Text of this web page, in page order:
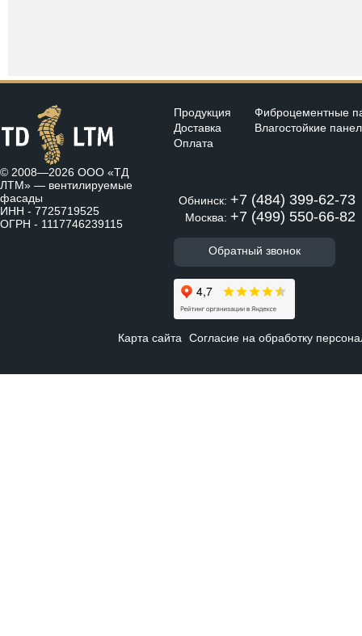
© 2008—2026 ООО «ТД
ЛТМ» — вентилируемые
фасады
ИНН - 7725719525
ОГРН - 1117746239115
Продукция
Доставка
Оплата
Фиброцементные
Влагостойкие
Обнинск: +7 (484) 399-62-73
Москва: +7 (499) 550-66-82
Обратный звонок
Карта сайта Согласие на обработку